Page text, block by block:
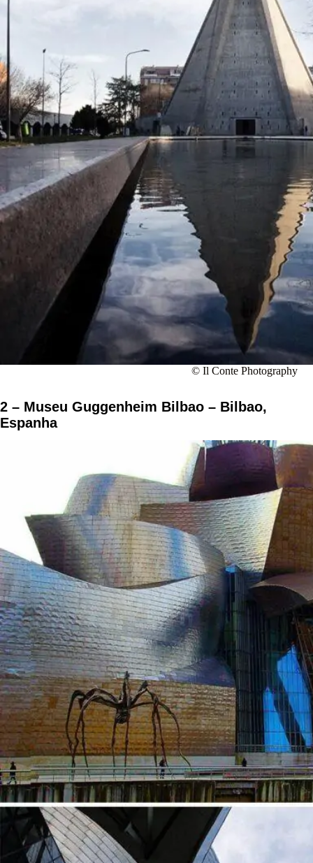
© Il Conte Photography
2 – Museu Guggenheim Bilbao – Bilbao,
Espanha